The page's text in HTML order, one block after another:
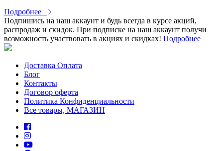
Подробнее
Подпишись на наш аккаунт и будь всегда в курсе акций,
распродаж и скидок. При подписке на наш аккаунт получи
возможность участвовать в акциях и скидках! Подробнее
Доставка Оплата
Блог
Контакты
Договор оферта
Политика Конфиденциальности
Все товары, МАГАЗИН